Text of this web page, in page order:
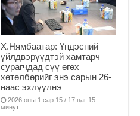
Х.Нямбаатар: Үндэсний
үйлдвэрүүдтэй хамтарч
сурагчдад сүү өгөх
хөтөлбөрийг энэ сарын 26-
наас эхлүүлнэ
2026 оны 1 сар 15 / 17 цаг 15
минут